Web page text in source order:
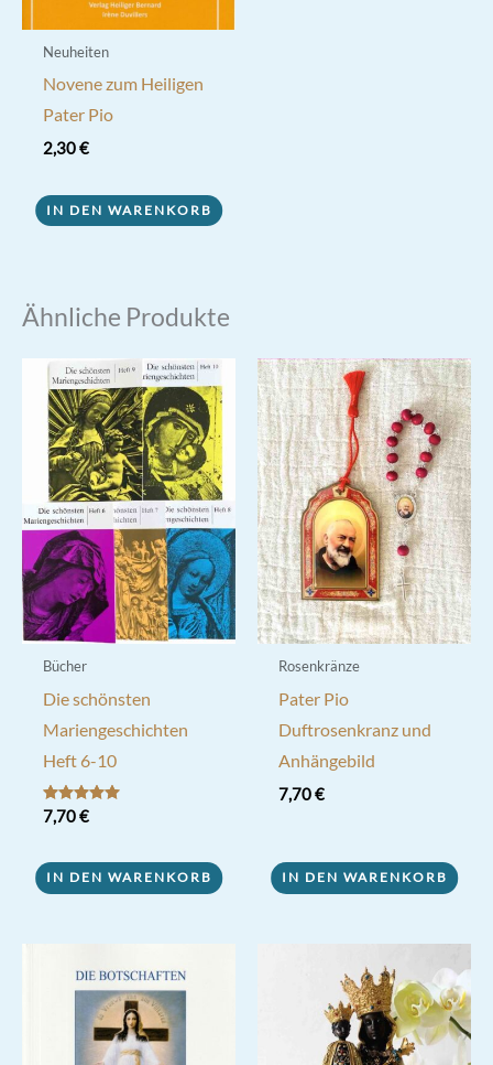
Neuheiten
Novene zum Heiligen
Pater Pio
2,30€
IN DEN WARENKORB
Ähnliche Produkte
Bücher
Die schönsten
Mariengeschichten
Heft 6-10
Bewertet mit
5.00
7,70€
IN DEN WARENKORB
Rosenkränze
Pater Pio
Duftrosenkranz und
Anhängebild
7,70€
IN DEN WARENKORB